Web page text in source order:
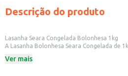
Descrição do produto
Lasanha Seara Congelada Bolonhesa 1kg
A Lasanha Bolonhesa Seara Congelada
Dicas de Uso:
Ver mais